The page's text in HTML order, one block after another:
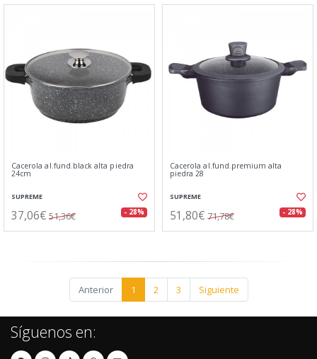
Cacerola al.fund.black alta piedra
24cm
SUPREME
37,06€ 51,36€ - 28%
Cacerola al.fund.premium alta
piedra 28
SUPREME
51,80€ 71,78€ - 28%
Anterior 1 2 3 Siguiente
Síguenos en: